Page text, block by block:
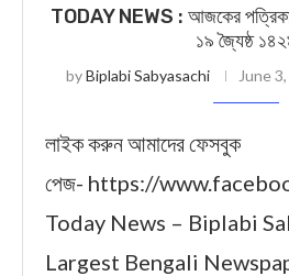
TODAY NEWS : আজকের
১৯ জ্যৈষ্ঠ
byBiplabi Sabyasachi June
লাইক করুন আমাদের ফেসবুক
পেজ- https://
Today News – Biplabi
Largest Bengali